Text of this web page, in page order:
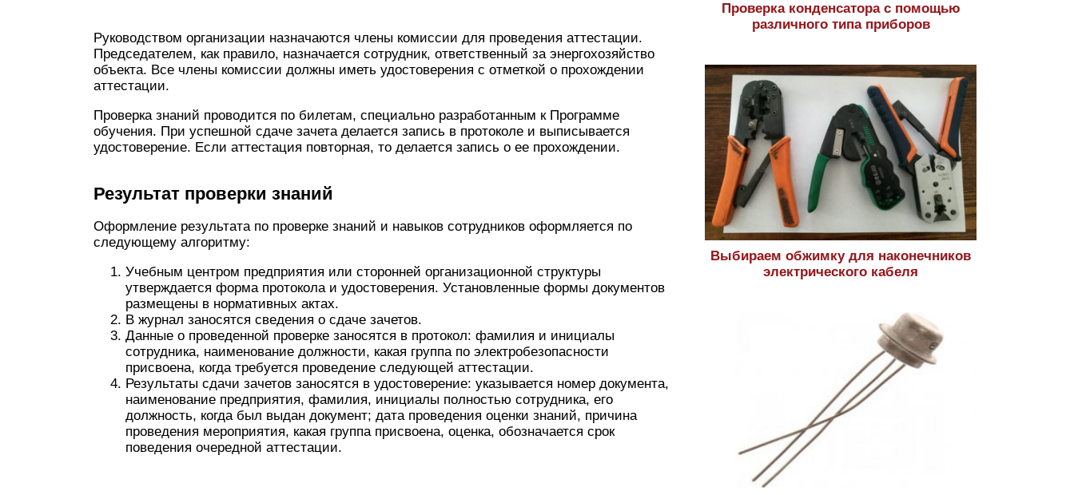
Руководством организации назначаются члены комиссии для проведения аттестации.
Председателем, как правило, назначается сотрудник, ответственный за энергохозяйство
объекта. Все члены комиссии должны иметь удостоверения с отметкой о прохождении
аттестации.
Проверка знаний проводится по билетам, специально разработанным к Программе
обучения. При успешной сдаче зачета делается запись в протоколе и выписывается
удостоверение. Если аттестация повторная, то делается запись о ее прохождении.
Результат проверки знаний
Оформление результата по проверке знаний и навыков сотрудников оформляется по
следующему алгоритму:
Учебным центром предприятия или сторонней организационной структуры
утверждается форма протокола и удостоверения. Установленные формы документов
размещены в нормативных актах.
В журнал заносятся сведения о сдаче зачетов.
Данные о проведенной проверке заносятся в протокол: фамилия и инициалы
сотрудника, наименование должности, какая группа по электробезопасности
присвоена, когда требуется проведение следующей аттестации.
Результаты сдачи зачетов заносятся в удостоверение: указывается номер документа,
наименование предприятия, фамилия, инициалы полностью сотрудника, его
должность, когда был выдан документ; дата проведения оценки знаний, причина
проведения мероприятия, какая группа присвоена, оценка, обозначается срок
поведения очередной аттестации.
Проверка конденсатора с помощью
различного типа приборов
Выбираем обжимку для наконечников
электрического кабеля